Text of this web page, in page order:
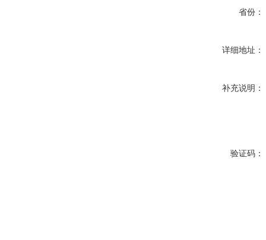
省份：
详细地址：
补充说明：
验证码：